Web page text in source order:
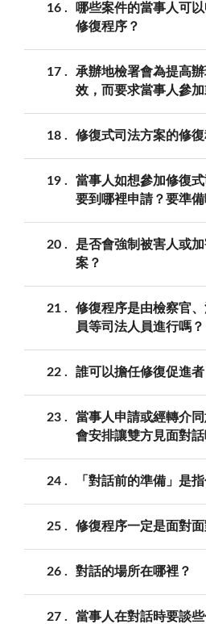
16
哪些案件的當事人可
修復程序？
17
承辦地檢署會為提高
效，而要求當事人參
18 修復式司法方案的修
19
當事人如想參加修復
要到哪裡申請？要準
20
是否會強制被害人或
案？
21
修復程序是由檢察官
員等司法人員進行嗎？
22 誰可以擔任修復促進者
23
當事人申請或經轉介
會安排讓雙方見面對話
24 「對話前的準備」是
25 修復程序一定是面對
26 對話的場所在哪裡？
27 當事人在對話時要談些